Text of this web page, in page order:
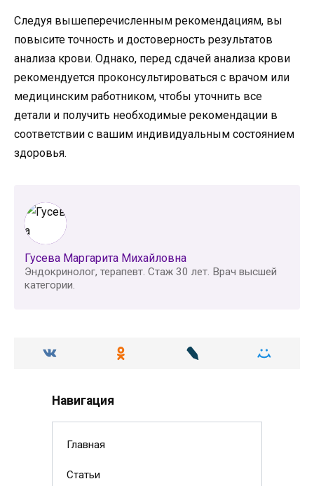
Следуя вышеперечисленным рекомендациям, вы
повысите точность и достоверность результатов
анализа крови. Однако, перед сдачей анализа крови
рекомендуется проконсультироваться с врачом или
медицинским работником, чтобы уточнить все
детали и получить необходимые рекомендации в
соответствии с вашим индивидуальным состоянием
здоровья.
Гусева Маргарита Михайловна
Эндокринолог, терапевт. Стаж 30 лет. Врач высшей
категории.
Навигация
Главная
Статьи